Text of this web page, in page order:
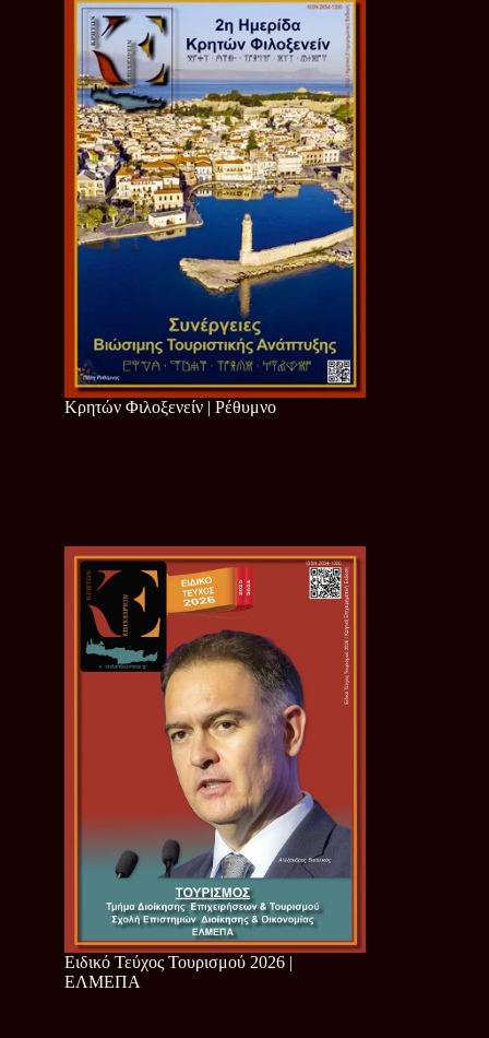
Κρητών Φιλοξενείν | Ρέθυμνο
Ειδικό Τεύχος Τουρισμού 2026 |
ΕΛΜΕΠΑ